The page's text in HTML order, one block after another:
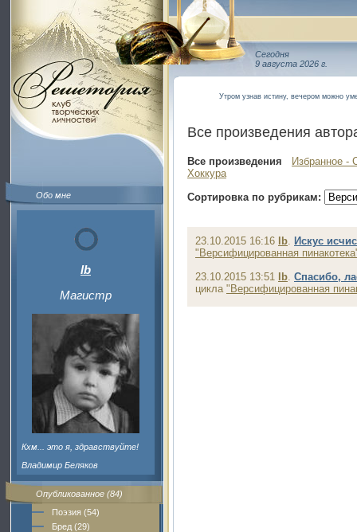
Обо мне
lb
Магистр
Кхм... это я, здравствуйте!
Владимир Беляков
Опубликованное (84)
Поэзия (54)
Бред (29)
Сегодня
9 августа 2026 г.
Утром узнав истину, вечером можно
Все произведения
Все произведения
Избранное -
Хоккура
Сортировка по рубрикам:
23.10.2015 16:16 lb. Искус
"Версифицированная
23.10.2015 13:51
lb. Спасибо,
цикла "Версифицированная